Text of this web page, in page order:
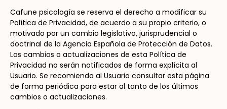
Cafune psicología se reserva el derecho a modificar su
Política de Privacidad, de acuerdo a su propio criterio, o
motivado por un cambio legislativo, jurisprudencial o
doctrinal de la Agencia Española de Protección de Datos.
Los cambios o actualizaciones de esta Política de
Privacidad no serán notificados de forma explícita al
Usuario. Se recomienda al Usuario consultar esta página
de forma periódica para estar al tanto de los últimos
cambios o actualizaciones.